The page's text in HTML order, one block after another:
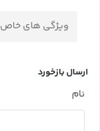
ویژگی های خاص
ارسال بازخورد
نام